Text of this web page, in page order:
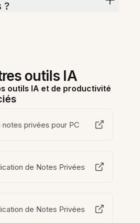
?
outils IA
outils IA et de productivité
privées pour PC
de Notes Privées
de Notes Privées